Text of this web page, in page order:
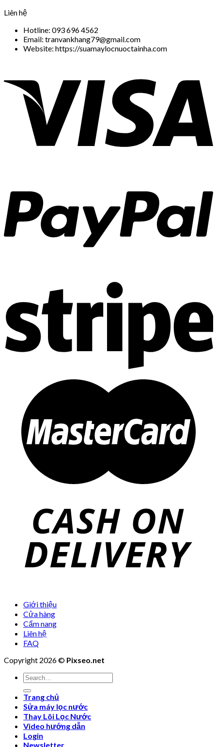
Liên hệ
Hotline: 093 696 4562
Email: tranvankhang79@gmail.com
Website: https://suamaylocnuoctainha.com
Giới thiệu
Cửa hàng
Cẩm nang
Liên hệ
FAQ
Copyright 2026 © Pixseo.net
Search
for:
Trang chủ
Sửa máy lọc nước
Thay Lõi Lọc Nước
Video hướng dẫn
Login
Newsletter